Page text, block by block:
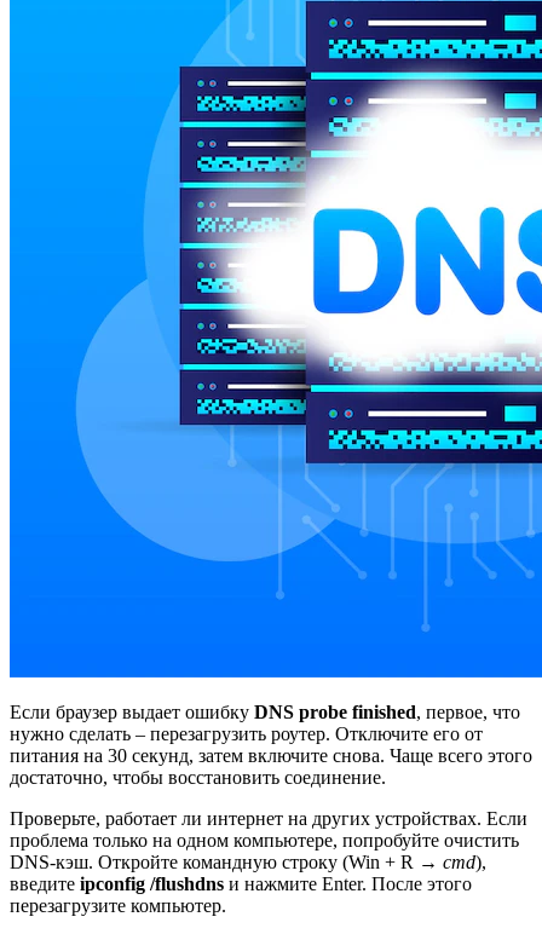
Если браузер выдает ошибку DNS probe finished, первое, что
нужно сделать – перезагрузить роутер. Отключите его от
питания на 30 секунд, затем включите снова. Чаще всего этого
достаточно, чтобы восстановить соединение.
Проверьте, работает ли интернет на других устройствах. Если
проблема только на одном компьютере, попробуйте очистить
DNS-кэш. Откройте командную строку (Win + R → cmd),
введите ipconfig /flushdns и нажмите Enter. После этого
перезагрузите компьютер.